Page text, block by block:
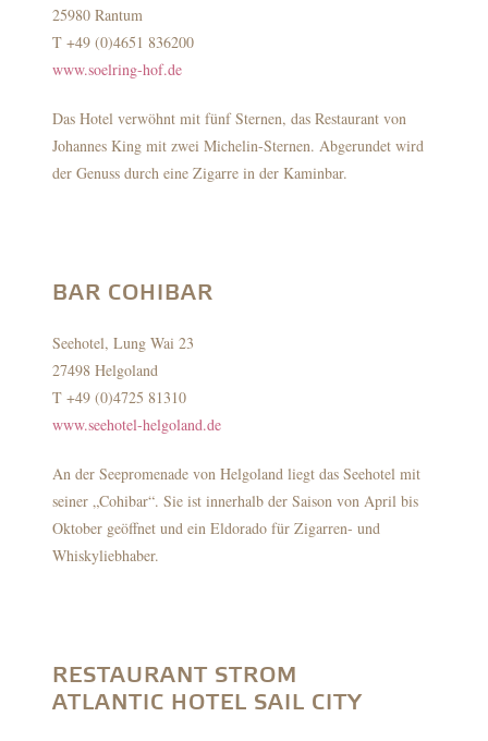
25980 Rantum
T +49 (0)4651 836200
www.soelring-hof.de
Das Hotel verwöhnt mit fünf Sternen, das Restaurant von
Johannes King mit zwei Michelin-Sternen. Abgerundet wird
der Genuss durch eine Zigarre in der Kaminbar.
BAR COHIBAR
Seehotel, Lung Wai 23
27498 Helgoland
T +49 (0)4725 81310
www.seehotel-helgoland.de
An der Seepromenade von Helgoland liegt das Seehotel mit
seiner „Cohibar“. Sie ist innerhalb der Saison von April bis
Oktober geöffnet und ein Eldorado für Zigarren- und
Whiskyliebhaber.
RESTAURANT STROM
ATLANTIC HOTEL SAIL CITY